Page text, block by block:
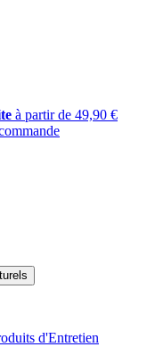
à partir de 49,90 €
d'Entretien